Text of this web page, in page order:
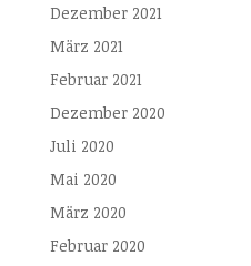
Dezember 2021
März 2021
Februar 2021
Dezember 2020
Juli 2020
Mai 2020
März 2020
Februar 2020